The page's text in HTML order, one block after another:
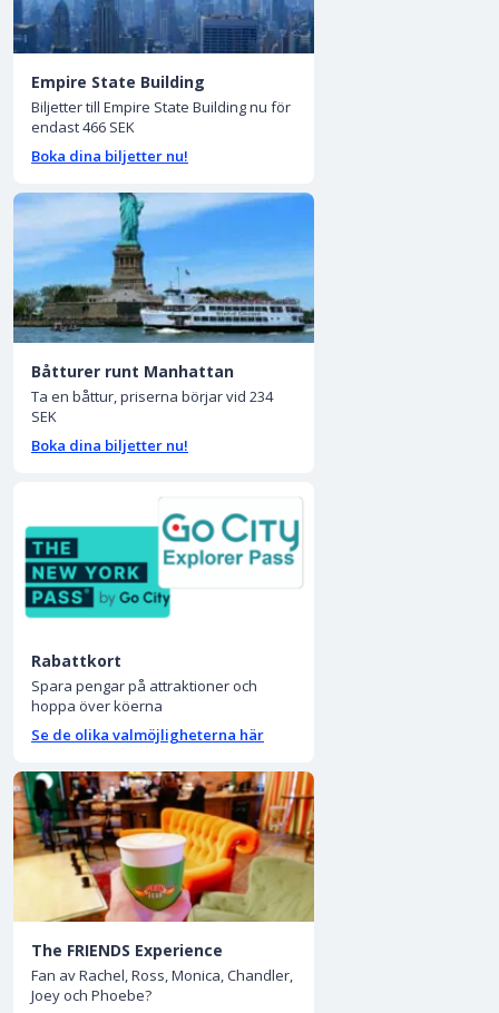
Empire State Building
Biljetter till Empire State Building nu för
endast 466 SEK
Boka dina biljetter nu!
Båtturer runt Manhattan
Ta en båttur, priserna börjar vid 234
SEK
Boka dina biljetter nu!
Rabattkort
Spara pengar på attraktioner och
hoppa över köerna
Se de olika valmöjligheterna här
The FRIENDS Experience
Fan av Rachel, Ross, Monica, Chandler,
Joey och Phoebe?